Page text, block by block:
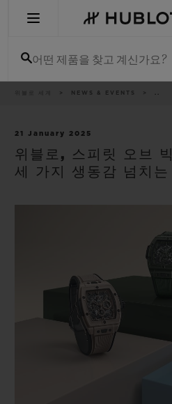
어떤 제품을 찾고 계신가요?
NEWS & EVENTS ..
21 January 2025
위블로, 스피릿 오브
세 가지 생동감 넘치
신제품
썸머 멀티 컬러 세라믹